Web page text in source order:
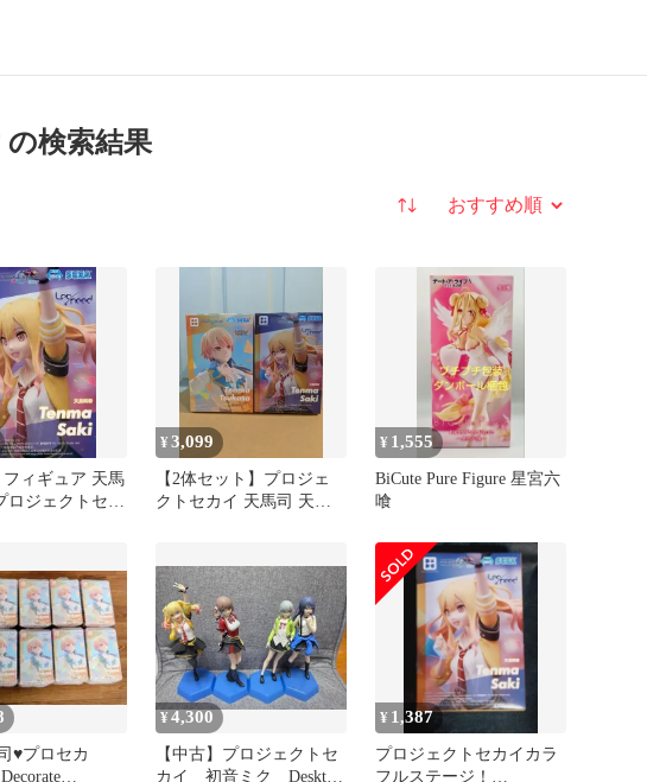
の検索結果
並び替え
フィギュア 天馬
ロジェクトセカ
天馬咲希”
¥3,099
【2体セット】プロジェ
クトセカイ 天馬司 天馬
¥ 1,555
BiCute Pure Figure 星宮六
喰
♥プロセカ
¥4,300
【中古】プロジェクトセ
カイ 初音ミク Desktop
¥ 1,387
プロジェクトセカイカラ
フルステージ！